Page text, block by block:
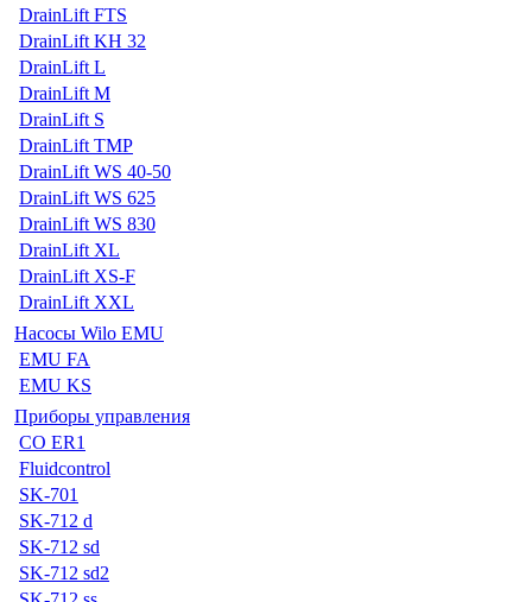
DrainLift FTS
DrainLift KH 32
DrainLift L
DrainLift M
DrainLift S
DrainLift TMP
DrainLift WS 40-50
DrainLift WS 625
DrainLift WS 830
DrainLift XL
DrainLift XS-F
DrainLift XXL
Насосы Wilo EMU
EMU FA
EMU KS
Приборы управления
CO ER1
Fluidcontrol
SK-701
SK-712 d
SK-712 sd
SK-712 sd2